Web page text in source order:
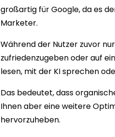
großartig für Google, da es
Marketer.
Während der Nutzer zuvor
zufriedenzugeben oder auf
lesen, mit der KI sprechen
Das bedeutet, dass
Ihnen aber eine weitere
hervorzuheben.